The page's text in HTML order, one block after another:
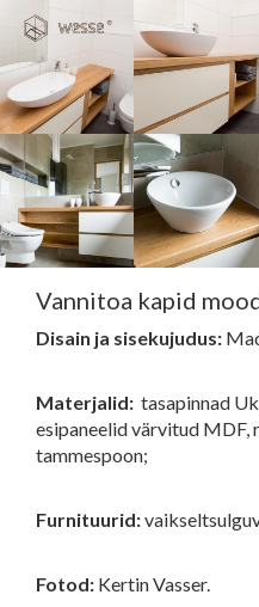
Vannitoa kapid
Disain ja sisekujudus:
Materjalid: tasapinnad
esipaneelid värvitud MDF,
tammespoon;
Furnituurid:
Fotod: Kertin Vasser.